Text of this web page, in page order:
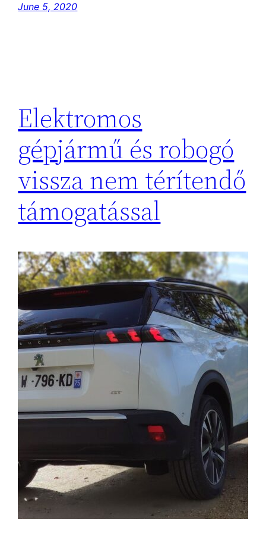
June 5, 2020
Elektromos
gépjármű és robogó
vissza nem térítendő
támogatással